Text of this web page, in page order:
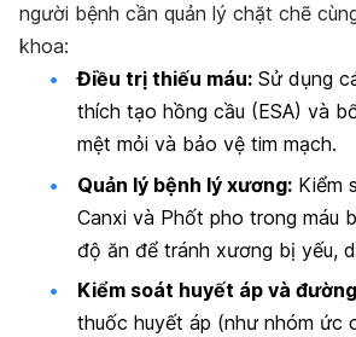
người bệnh cần quản lý chặt chẽ
khoa:
Điều trị thiếu máu: Sử dụng
thích tạo hồng cầu (ESA) và
mệt mỏi và bảo vệ tim mạch.
Quản lý bệnh lý xương: Kiểm
Canxi và Phốt pho trong máu
độ ăn để tránh xương bị yếu,
Kiểm soát huyết áp và
thuốc huyết áp (như nhóm ức